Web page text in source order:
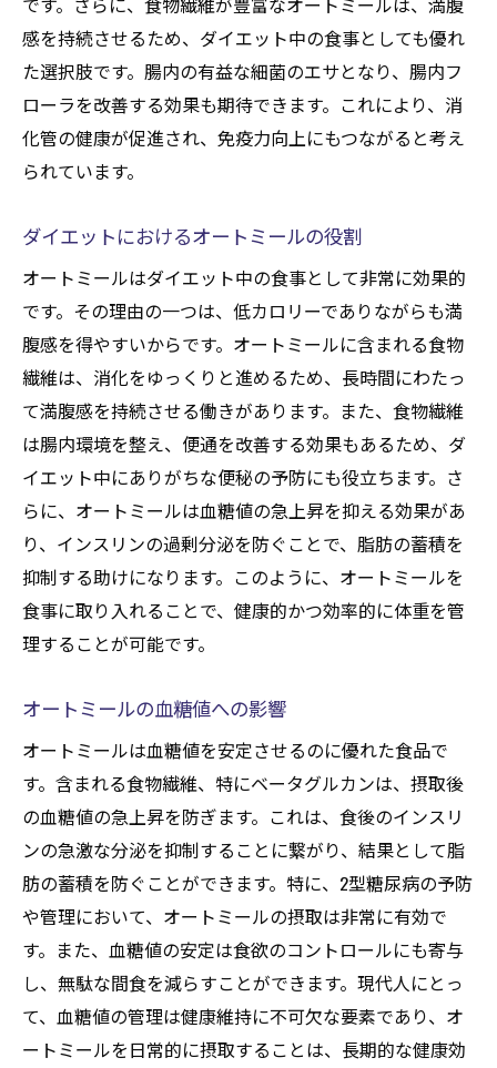
オートミールで満腹感を得る工夫
オートミールダイエットのメリットとデメ
リット
カロリーコントロールに役立つオートミー
ル
驚くべきオートミールの栄養効果とは
オートミールの栄養成分表
オートミールのビタミンとミネラル
オートミールが持つ特有の成分
オートミールの栄養吸収を促進する食べ方
オートミールの低GI値がもたらす健康効果
オートミールと腸内環境の関係
オートミールを使った簡単で美味しいレシピ
オートミールクッキーの作り方
オートミールを使ったヘルシーなスナック
オートミールとチョコレートの組み合わせ
オートミールを使った野菜料理
オートミールで作るデザートレシピ
オートミールの栄養価を引き出す調理法
オートミールの発酵調理の可能性
オートミールの栄養を保つ保存方法
オートミールを使った発酵食品の作り方
オートミールと発酵の健康効果
オートミールに最適な調味料の組み合わせ
オートミールを使った新しい調理法の提案
ダイエットに最適なオートミールレシピの紹介
感を持続させるため、ダイエット中の食事としても優れ
た選択肢です。腸内の有益な細菌のエサとなり、腸内フ
ローラを改善する効果も期待できます。これにより、消
化管の健康が促進され、免疫力向上にもつながると考え
られています。
ダイエットにおけるオートミールの役割
オートミールはダイエット中の食事として非常に効果的
です。その理由の一つは、低カロリーでありながらも満
腹感を得やすいからです。オートミールに含まれる食物
繊維は、消化をゆっくりと進めるため、長時間にわたっ
て満腹感を持続させる働きがあります。また、食物繊維
は腸内環境を整え、便通を改善する効果もあるため、ダ
イエット中にありがちな便秘の予防にも役立ちます。さ
らに、オートミールは血糖値の急上昇を抑える効果があ
り、インスリンの過剰分泌を防ぐことで、脂肪の蓄積を
抑制する助けになります。このように、オートミールを
食事に取り入れることで、健康的かつ効率的に体重を管
理することが可能です。
オートミールの血糖値への影響
オートミールは血糖値を安定させるのに優れた食品で
す。含まれる食物繊維、特にベータグルカンは、摂取後
の血糖値の急上昇を防ぎます。これは、食後のインスリ
ンの急激な分泌を抑制することに繋がり、結果として脂
肪の蓄積を防ぐことができます。特に、2型糖尿病の予防
や管理において、オートミールの摂取は非常に有効で
す。また、血糖値の安定は食欲のコントロールにも寄与
し、無駄な間食を減らすことができます。現代人にとっ
て、血糖値の管理は健康維持に不可欠な要素であり、オ
ートミールを日常的に摂取することは、長期的な健康効